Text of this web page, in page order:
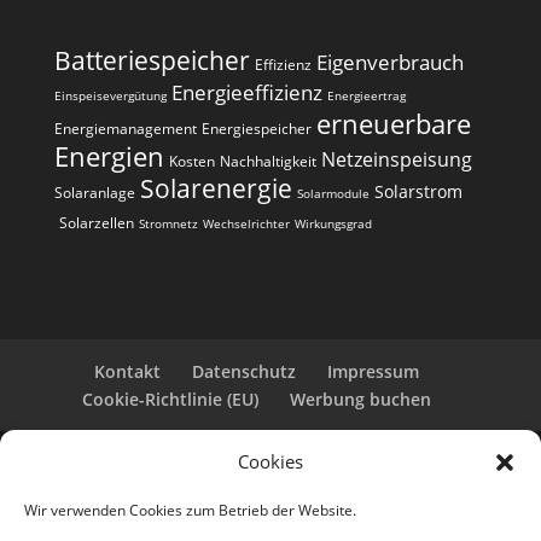
Cookies
Wir verwenden Cookies zum Betrieb der Website.
t
i
v
e
:
Batteriespeicher Effizienz Eigenverbrauch
Einspeisevergütung Energieeffizienz Energieertrag
Energiemanagement Energiespeicher erneuerbare
Energien Kosten Nachhaltigkeit Netzeinspeisung
Solaranlage Solarenergie Solarmodule Solarstrom
Solarzellen Stromnetz Wechselrichter Wirkungsgrad
Kontakt Datenschutz
Impressum
Cookie-Richtlinie (EU)
Werbung buchen
Copyright 2025-2026 | Web24 Consulting AVO UG |
Webseite mit Infos rund um PV-Anlagen und einem